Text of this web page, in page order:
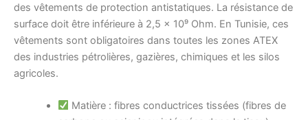
des vêtements de protection antistatiques. La résistance de
surface doit être inférieure à 2,5 × 10⁹ Ohm. En Tunisie, ces
vêtements sont obligatoires dans toutes les zones ATEX
des industries pétrolières, gazières, chimiques et les silos
agricoles.
Matière : fibres conductrices tissées (fibres de